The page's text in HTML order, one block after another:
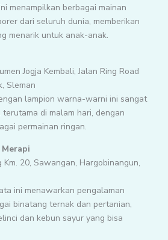
menampilkan berbagai mainan
dari seluruh dunia, memberikan
menarik untuk anak-anak.
Jogja Kembali, Jalan Ring Road
Sleman
lampion warna-warni ini sangat
di malam hari, dengan
permainan ringan.
Km. 20, Sawangan, Hargobinangun,
ini menawarkan pengalaman
binatang ternak dan pertanian,
dan kebun sayur yang bisa